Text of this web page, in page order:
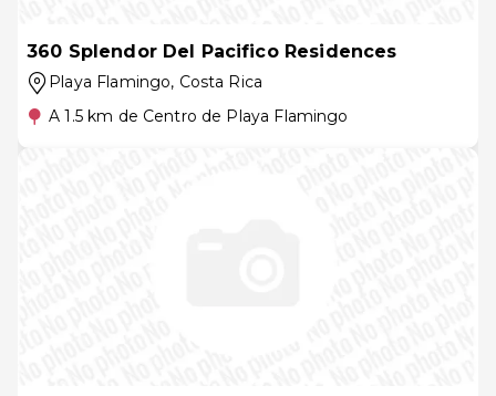
360 Splendor Del Pacifico Residences
Playa Flamingo, Costa Rica
A 1.5 km de Centro de Playa Flamingo